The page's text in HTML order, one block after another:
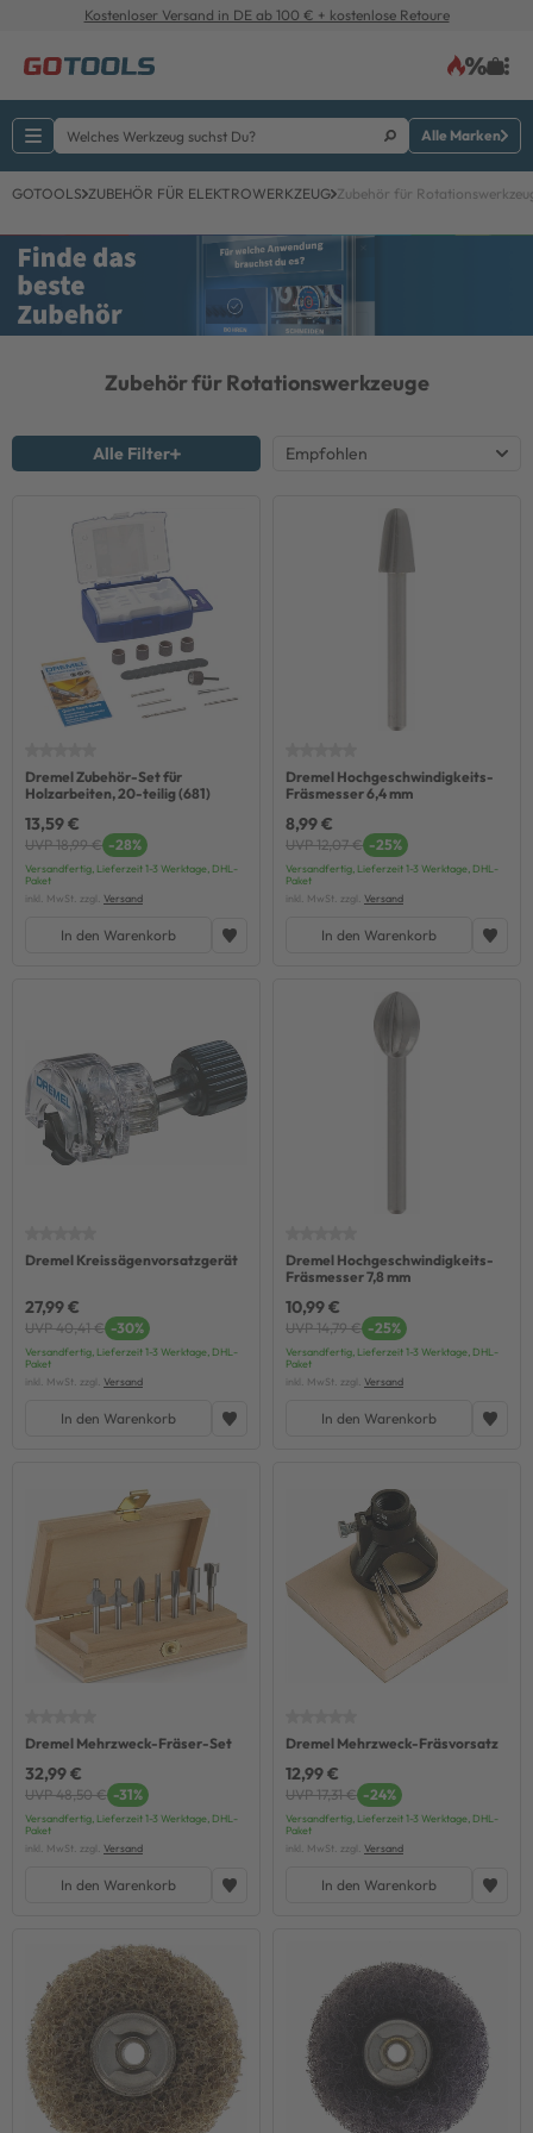
Kostenloser Versand in DE ab 100 € + kostenlose Retoure
Alle Marken
GOTOOLS ZUBEHÖR FÜR ELEKTROWERKZEUG Zubehör für
Zubehör für Rotationswerkzeuge
Alle Filter
Dremel Zubehör-Set für
Holzarbeiten, 20-teilig (681)
13,59 €
UVP 18,99 € -28%
Versandfertig, Lieferzeit 1-3 Werktage, DHL-
Paket
inkl. MwSt. zzgl. Versand
In den Warenkorb
Dremel Hochgeschwindigkeits-
Fräsmesser 6,4 mm
8,99 €
UVP 12,07 € -25%
Versandfertig, Lieferzeit 1-3 Werktage, DHL-
Paket
inkl. MwSt. zzgl. Versand
In den Warenkorb
Dremel Kreissägenvorsatzgerät
27,99 €
UVP 40,41 € -30%
Versandfertig, Lieferzeit 1-3 Werktage, DHL-
Paket
inkl. MwSt. zzgl. Versand
In den Warenkorb
Dremel Hochgeschwindigkeits-
Fräsmesser 7,8 mm
10,99 €
UVP 14,79 € -25%
Versandfertig, Lieferzeit 1-3 Werktage, DHL-
Paket
inkl. MwSt. zzgl. Versand
In den Warenkorb
Dremel Mehrzweck-Fräser-Set
32,99 €
UVP 48,50 € -31%
Versandfertig, Lieferzeit 1-3 Werktage, DHL-
Paket
inkl. MwSt. zzgl. Versand
In den Warenkorb
Dremel Mehrzweck-Fräsvorsatz
12,99 €
UVP 17,31 € -24%
Versandfertig, Lieferzeit 1-3 Werktage, DHL-
Paket
inkl. MwSt. zzgl. Versand
In den Warenkorb